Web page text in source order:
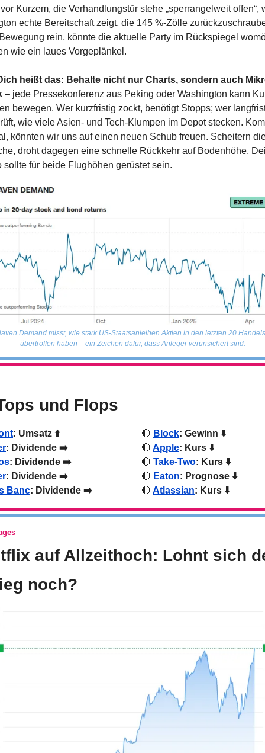
Kurzem, die Verhandlungs­tür stehe „sperrangelweit offen“,
echte Bereitschaft zeigt, die 145 %-Zölle
rein, könnte die aktuelle Party im Rückspiegel
wie ein laues Vorgeplänkel.
heißt das: Behalte nicht nur Charts, sondern auch
– jede Presse­konferenz aus Peking oder Washington kann
bewegen. Wer kurzfristig zockt, benötigt Stopps; wer
wie viele Asien- und Tech-Klumpen im Depot stecken.
könnten wir uns auf einen neuen Schub freuen. Scheitern
droht dagegen eine schnelle Rückkehr auf Bodenhöhe.
sollte für beide Flughöhen gerüstet sein.
Demand misst, wie stark US-Staatsanleihen Aktien in den letzten 20
übertroffen haben – ein Zeichen dafür, dass Anleger verunsichert sind.
und Flops
: Umsatz ⬆️
: Dividende ➡️
: Dividende ➡️
: Dividende ➡️
Banc: Dividende ➡️
🔴 Block: Gewinn ⬇️
🔴 Apple: Kurs ⬇️
🔴 Take-Two: Kurs ⬇️
🔴 Eaton: Prognose ⬇️
🔴 Atlassian: Kurs ⬇️
auf Allzeithoch: Lohnt sich
noch?